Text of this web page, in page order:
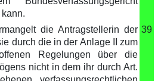
die Antragstellerin der
durch die in der Anlage II zum
Regelungen über die
nicht in dem ihr durch Art.
39